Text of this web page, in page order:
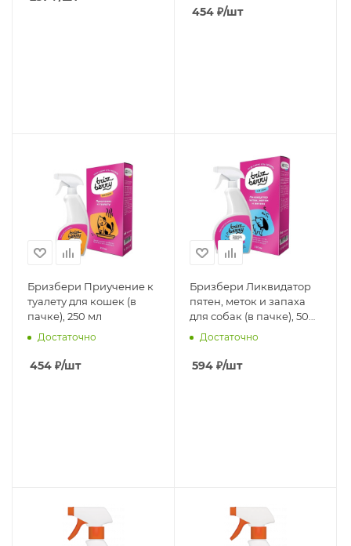
454 ₽/шт
Бризбери Приучение к
туалету для кошек (в
пачке), 250 мл
Достаточно
454 ₽/шт
Бризбери Ликвидатор
пятен, меток и запаха
для собак (в пачке), 500
млДостаточно
594 ₽/шт